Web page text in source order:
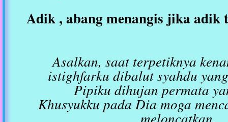
Adik , abang menangis jika adik
Asalkan, saat terpetiknya
istighfarku dibalut syahdu
Pipiku dihujan permata
Khusyukku pada Dia moga
meloncatkan.